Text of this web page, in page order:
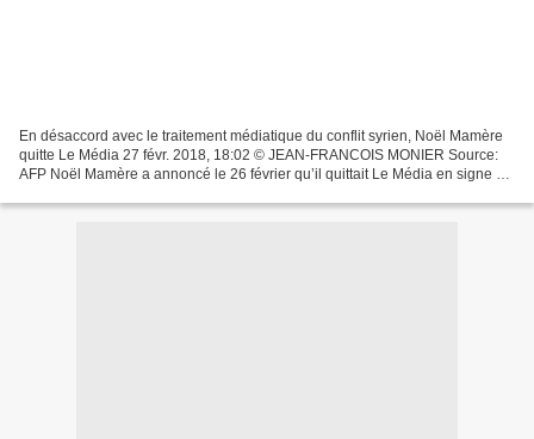
En désaccord avec le traitement médiatique du conflit syrien, Noël Mamère
quitte Le Média 27 févr. 2018, 18:02 © JEAN-FRANCOIS MONIER Source:
AFP Noël Mamère a annoncé le 26 février qu’il quittait Le Média en signe de